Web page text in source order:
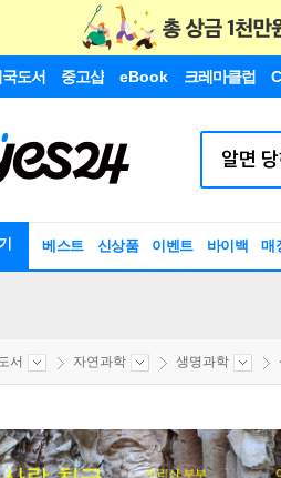
도서 중고샵 eBook 크레마클럽
베스트 신상품 이벤트 바이백 매
서 자연과학 생명과학